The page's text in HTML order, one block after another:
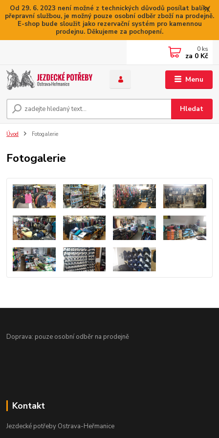
Od 29. 6. 2023 není možné z technických důvodů posílat balíky
přepravní službou, je možný pouze osobní odběr zboží na prodejně.
E-shop bude sloužit jako rezervační systém pro kamennou
prodejnu. Děkujeme za pochopení.
Menu
Hledat
0 ks
za 0 Kč
Úvod Fotogalerie
Fotogalerie
Doprava: pouze osobní odběr na prodejně
Kontakt
Jezdecké potřeby Ostrava-Heřmanice